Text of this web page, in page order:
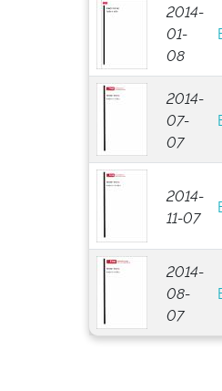
2014-
01-
08
2014-
07-
07
2014-
11-07
2014-
08-
07